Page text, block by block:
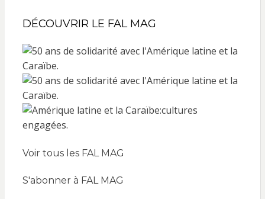
DÉCOUVRIR LE FAL MAG
Voir tous les FAL MAG
S'abonner à FAL MAG